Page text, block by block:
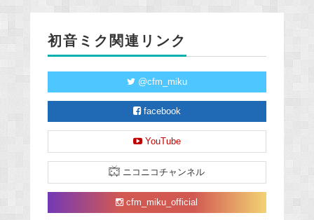
初音ミク関連リンク
@cfm_miku
facebook
YouTube
ニコニコチャンネル
cfm_miku_official